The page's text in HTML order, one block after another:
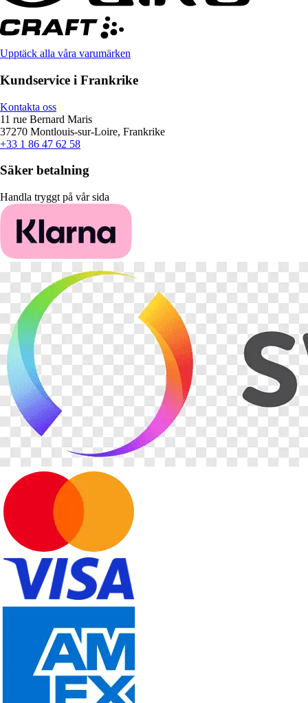
Upptäck alla våra varumärken
Kundservice i Frankrike
Kontakta oss
11 rue Bernard Maris
37270 Montlouis-sur-Loire, Frankrike
+33 1 86 47 62 58
Säker betalning
Handla tryggt på vår sida